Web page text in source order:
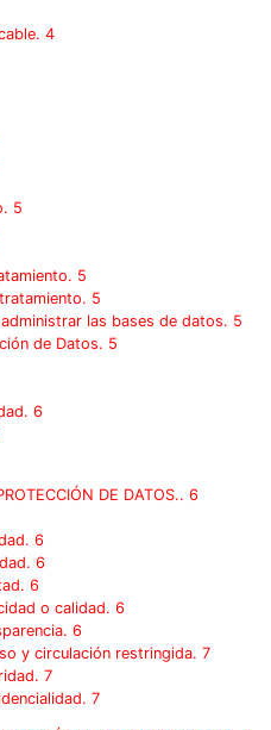
4
5
5
5
las bases de datos. 5
de Datos. 5
6
DE DATOS.. 6
6
6
6
o calidad. 6
6
y circulación restringida. 7
7
7